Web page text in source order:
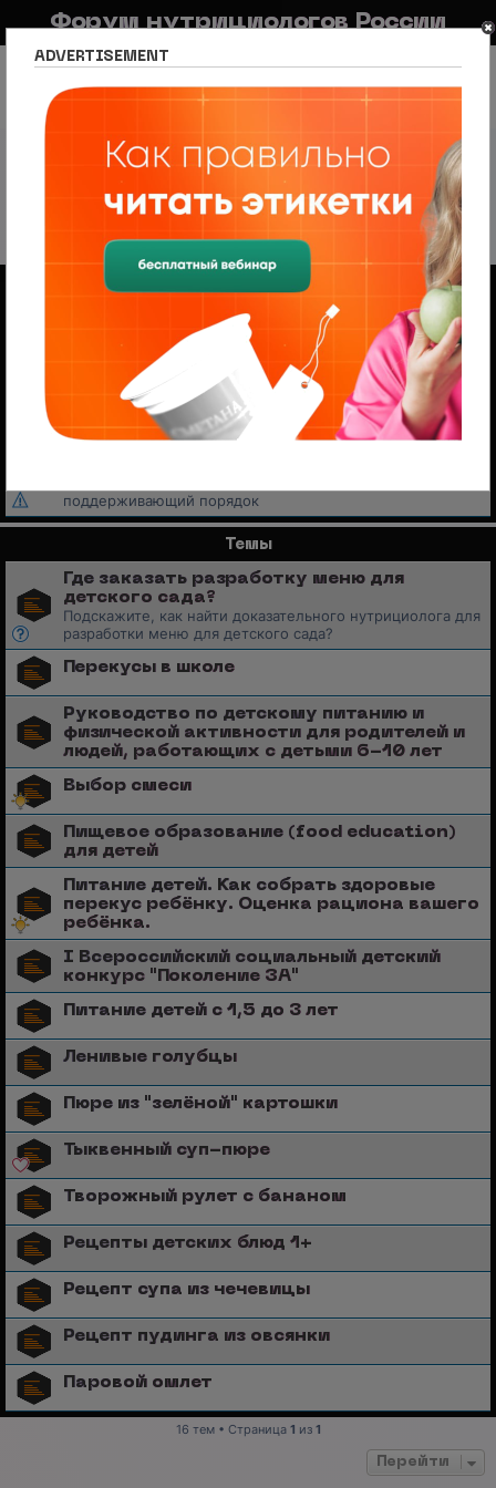
Форум нутрициологов России
FAQ Правила
Раздел для потребителей
Детское питание
из
Менеджер по продажам (B2B/B2C) в НЦПС
— Удаленно, от 110 000 ₽
Ищем менеджера по продажам в лицензированный
учебный центр нутрициологии. Удаленная работа,
свободный график, оплата 20%
На форуме проводится набор
поддерживающий порядок
Темы
Где заказать разработку меню для
детского сада?
Подскажите, как найти доказательного нутрициолога для
разработки меню для детского сада?
Перекусы в школе
Руководство по детскому питанию и
физической активности для родителей и
людей, работающих с детьми 6-10 лет
Выбор смеси
Пищевое образование (food education)
для детей
Питание детей. Как собрать здоровые
перекус ребёнку. Оценка рациона вашего
ребёнка.
I Всероссийский социальный детский
конкурс "Поколение ЗА"
Питание детей с 1,5 до 3 лет
Ленивые голубцы
Пюре из "зелёной" картошки
Тыквенный суп-пюре
Творожный рулет с бананом
Рецепты детских блюд 1+
Рецепт супа из чечевицы
Рецепт пудинга из овсянки
Паровой омлет
16 тем • Страница 1 из 1
Перейти
ADVERTISEMENT